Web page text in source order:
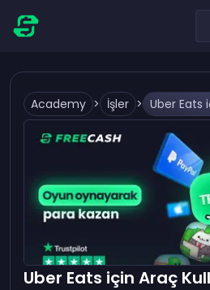
Academy > İşler >
Uber Eats için Araç